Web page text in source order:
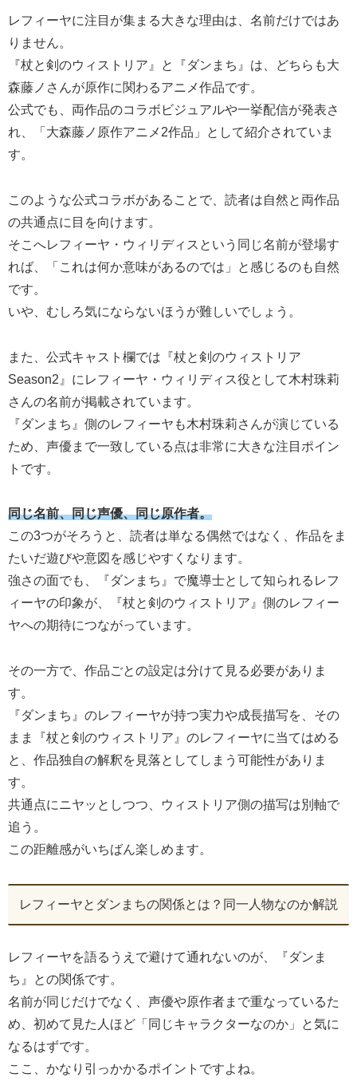
レフィーヤに注目が集まる大きな理由は、名前だけではあ
りません。
『杖と剣のウィストリア』と『ダンまち』は、どちらも大
森藤ノさんが原作に関わるアニメ作品です。
公式でも、両作品のコラボビジュアルや一挙配信が発表さ
れ、「大森藤ノ原作アニメ2作品」として紹介されていま
す。
このような公式コラボがあることで、読者は自然と両作品
の共通点に目を向けます。
そこへレフィーヤ・ウィリディスという同じ名前が登場す
れば、「これは何か意味があるのでは」と感じるのも自然
です。
いや、むしろ気にならないほうが難しいでしょう。
また、公式キャスト欄では『杖と剣のウィストリア
Season2』にレフィーヤ・ウィリディス役として木村珠莉
さんの名前が掲載されています。
『ダンまち』側のレフィーヤも木村珠莉さんが演じている
ため、声優まで一致している点は非常に大きな注目ポイン
トです。
同じ名前、同じ声優、同じ原作者。
この3つがそろうと、読者は単なる偶然ではなく、作品をま
たいだ遊びや意図を感じやすくなります。
強さの面でも、『ダンまち』で魔導士として知られるレフ
ィーヤの印象が、『杖と剣のウィストリア』側のレフィー
ヤへの期待につながっています。
その一方で、作品ごとの設定は分けて見る必要がありま
す。
『ダンまち』のレフィーヤが持つ実力や成長描写を、その
まま『杖と剣のウィストリア』のレフィーヤに当てはめる
と、作品独自の解釈を見落としてしまう可能性がありま
す。
共通点にニヤッとしつつ、ウィストリア側の描写は別軸で
追う。
この距離感がいちばん楽しめます。
レフィーヤとダンまちの関係とは？同一人物なのか解説
レフィーヤを語るうえで避けて通れないのが、『ダンま
ち』との関係です。
名前が同じだけでなく、声優や原作者まで重なっているた
め、初めて見た人ほど「同じキャラクターなのか」と気に
なるはずです。
ここ、かなり引っかかるポイントですよね。